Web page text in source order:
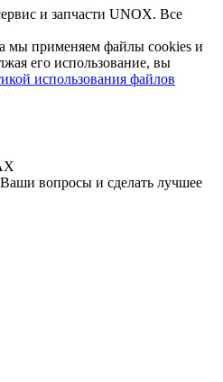
и запчасти UNOX. Все
мы применяем файлы cookies и
его использование, вы
использования файлов
вопросы и сделать лучшее